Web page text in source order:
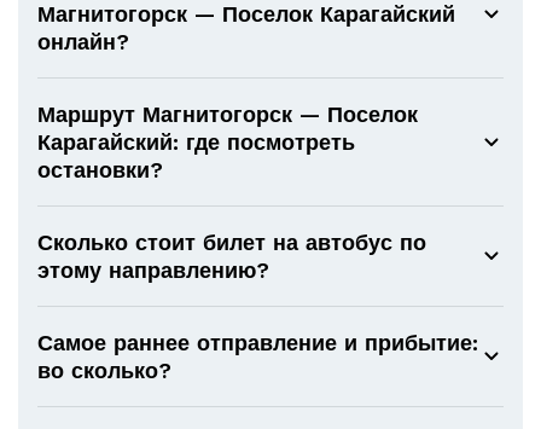
Магнитогорск — Поселок Карагайский
онлайн?
Маршрут Магнитогорск — Поселок
Карагайский: где посмотреть
остановки?
Сколько стоит билет на автобус по
этому направлению?
Самое раннее отправление и прибытие:
во сколько?